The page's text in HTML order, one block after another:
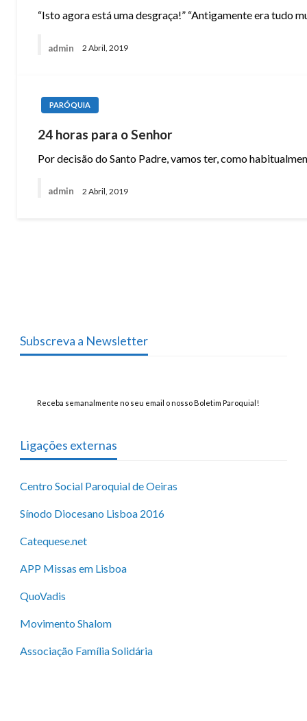
“Isto agora está uma desgraça!” “Antigamente era tudo
admin 2 Abril, 2019
PARÓQUIA
24 horas para o Senhor
Por decisão do Santo Padre, vamos ter, como
admin 2 Abril, 2019
Subscreva a Newsletter
Receba semanalmente no seu email o nosso Boletim Paroquial!
Ligações externas
Centro Social Paroquial de Oeiras
Sínodo Diocesano Lisboa 2016
Catequese.net
APP Missas em Lisboa
QuoVadis
Movimento Shalom
Associação Família Solidária